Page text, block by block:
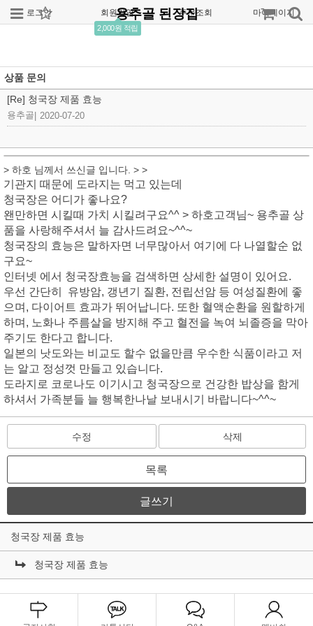
로그인 회원가입
2,000원 적립
주문조회 마이페이지
용추골 된장집
상품 문의
[Re] 청국장 제품 효능
용추골 2020-07-20
> 하호 님께서 쓰신글 입니다. > >
기관지 때문에 도라지는 먹고 있는데
청국장은 어디가 좋나요?
왠만하면 시킬때 가치 시킬려구요^^ > 하호고객님~ 용추골 상
품을 사랑해주셔서 늘 감사드려요~^^~
청국장의 효능은 말하자면 너무많아서 여기에 다 나열할순 없
구요~
인터넷 에서 청국장효능을 검색하면 상세한 설명이 있어요.
우선 간단히 유방암, 갱년기 질환, 전립선암 등 여성질환에 좋
으며, 다이어트 효과가 뛰어납니다. 또한 혈액순환을 원할하게
하며, 노화나 주름살을 방지해 주고 혈전을 녹여 뇌졸증을 막아
주기도 한다고 합니다.
일본의 낫도와는 비교도 할수 없을만큼 우수한 식품이라고 저
는 알고 정성껏 만들고 있습니다.
도라지로 코로나도 이기시고 청국장으로 건강한 밥상을 함게
하셔서 가족분들 늘 행복한나날 보내시기 바랍니다~^^~
수정 삭제
목록
글쓰기
청국장 제품 효능
청국장 제품 효능